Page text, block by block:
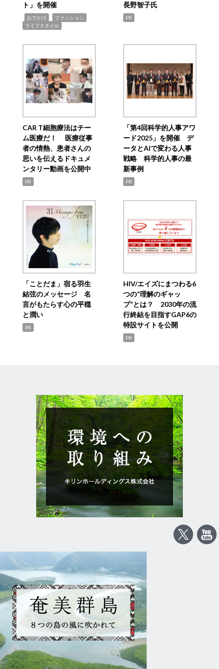
ト」を開催
おでかけ ファッション
ライフスタイル
長野智子氏
PR
CAR T細胞療法はチー
ム医療だ！ 医療従事
者の情熱、患者さんの
思いを伝えるドキュメ
ンタリー動画を公開中
PR
「第4回科学的人事アワ
ード2025」を開催 デ
ータとAIで変わる人事
戦略 科学的人事の最
新事例
PR
「ことだま」宿る羽生
結弦のメッセージ 名
言がもたらす心の平穏
と潤い
PR
HIV/エイズにまつわる6
つの“理解のギャッ
プ”とは？ 2030年の流
行終結を目指すGAP6の
特設サイトを公開
PR